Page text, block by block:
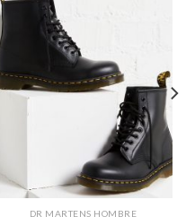
DR MARTENS HOMBRE